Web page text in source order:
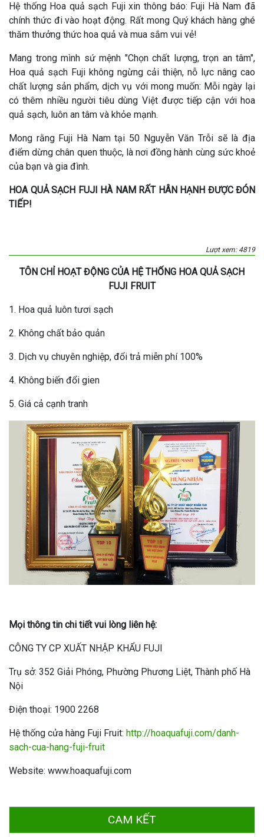
Hệ thống Hoa quả sạch Fuji xin thông báo: Fuji Hà Nam đã
chính thức đi vào hoạt động. Rất mong Quý khách hàng ghé
thăm thưởng thức hoa quả và mua sắm vui vẻ!
Mang trong mình sứ mệnh "Chọn chất lượng, trọn an tâm",
Hoa quả sạch Fuji không ngừng cải thiện, nỗ lực nâng cao
chất lượng sản phẩm, dịch vụ với mong muốn: Mỗi ngày lại
có thêm nhiều người tiêu dùng Việt được tiếp cận với hoa
quả sạch, luôn an tâm và khỏe mạnh.
Mong rằng Fuji Hà Nam tại 50 Nguyễn Văn Trỗi sẽ là địa
điểm dừng chân quen thuộc, là nơi đồng hành cùng sức khoẻ
của bạn và gia đình.
HOA QUẢ SẠCH FUJI HÀ NAM RẤT HÂN HẠNH ĐƯỢC ĐÓN
TIẾP!
Lượt xem: 4819
TÔN CHỈ HOẠT ĐỘNG CỦA HỆ THỐNG HOA QUẢ SẠCH
FUJI FRUIT
1. Hoa quả luôn tươi sạch
2. Không chất bảo quản
3. Dịch vụ chuyên nghiệp, đổi trả miễn phí 100%
4. Không biến đổi gien
5. Giá cả cạnh tranh
Mọi thông tin chi tiết vui lòng liên hệ:
CÔNG TY CP XUẤT NHẬP KHẨU FUJI
Trụ sở: 352 Giải Phóng, Phường Phương Liệt, Thành phố Hà
Nội
Điện thoại: 1900 2268
Hệ thống cửa hàng Fuji Fruit: http://hoaquafuji.com/danh-
sach-cua-hang-fuji-fruit
Website: www.hoaquafuji.com
CAM KẾT